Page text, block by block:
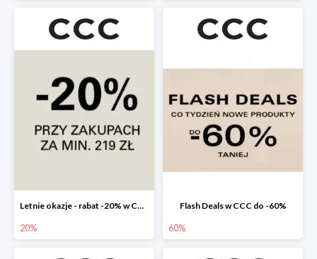
Letnie okazje - rabat -20% w CCC
20%
Flash Deals w CCC do -60%
60%